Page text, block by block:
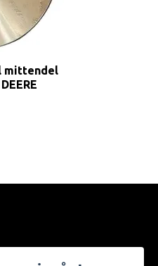
mittendel